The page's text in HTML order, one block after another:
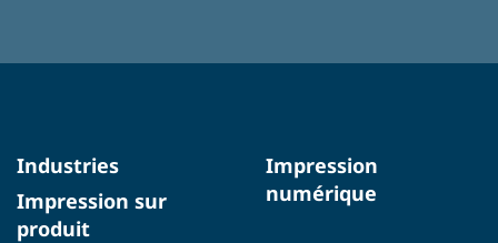
Industries
Impression sur
produit
Impression
numérique